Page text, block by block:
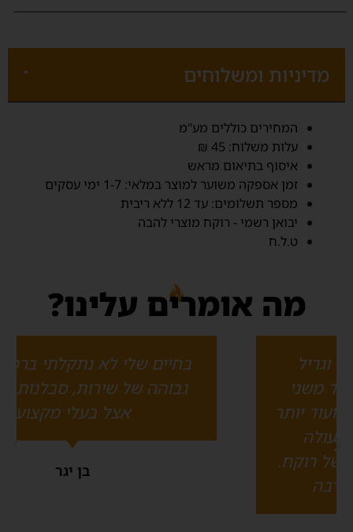
מדיניות ומשלוחים
‫המחירים כוללים מע"מ‬
‫עלות משלוח‬: 45 ₪
איסוף בתיאום מראש
זמן אספקה משוער למוצר במלאי: 1-7 ימי עסקים‬
מספר תשלומים: עד 12 ללא ריבית
יבואן רשמי - רוקח מוצרי להבה
ט.ל.ח
מה אומרים עלינו?
בחיים שלי לא נתקלתי ברמה כל כך
גבוהה של שירות, סבלנות ויסודיות
אצל בעלי מקצוע